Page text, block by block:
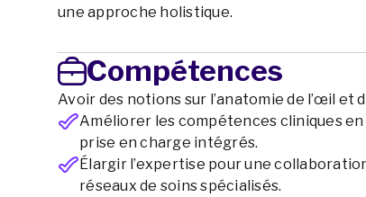
une approche holistique.
Compétences
Avoir des notions sur l’anatomie de l’œil et
Améliorer les compétences cliniques
prise en charge intégrés.
Élargir l’expertise pour une
réseaux de soins spécialisés.